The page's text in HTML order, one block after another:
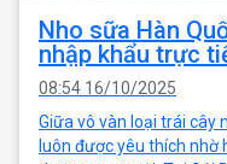
Nho sữa Hàn
nhập khẩu trực
08:54 16/10/2025
Giữa vô vàn loại trái cây
luôn được yêu thích nhờ